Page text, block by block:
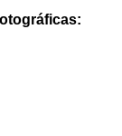
: